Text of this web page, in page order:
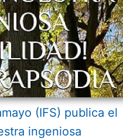
(IFS) publica el
ingeniosa